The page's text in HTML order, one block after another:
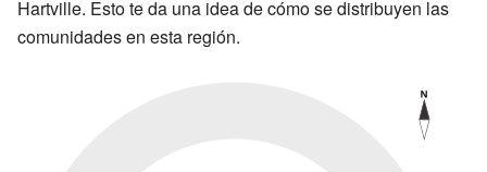
Hartville. Esto te da una idea de cómo se distribuyen las
comunidades en esta región.